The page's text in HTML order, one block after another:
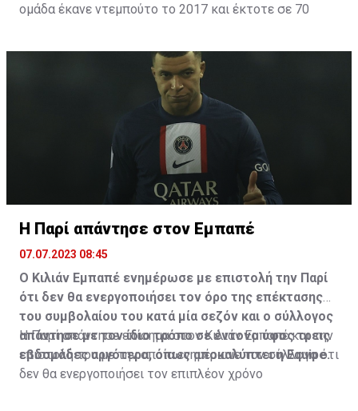
ομάδα έκανε ντεμπούτο το 2017 και έκτοτε σε 70
Η Παρί απάντησε στον Εμπαπέ
07.07.2023 08:45
Ο Κιλιάν Εμπαπέ ενημέρωσε με επιστολή την Παρί
ότι δεν θα ενεργοποιήσει τον όρο της επέκτασης
του συμβολαίου του κατά μία σεζόν και ο σύλλογος
απάντησε με τον ίδιο τρόπο σε έντονο ύφος τρεις
εβδομάδες αργότερα, όπως αποκαλύπτει η Equipe.
Η Παρί απάντησε επίσημα στον Κιλιάν Εμπαπέ και την
επιστολή του με την οποία ενημέρωνε τον σύλλογο ότι
δεν θα ενεργοποιήσει τον επιπλέον χρόνο